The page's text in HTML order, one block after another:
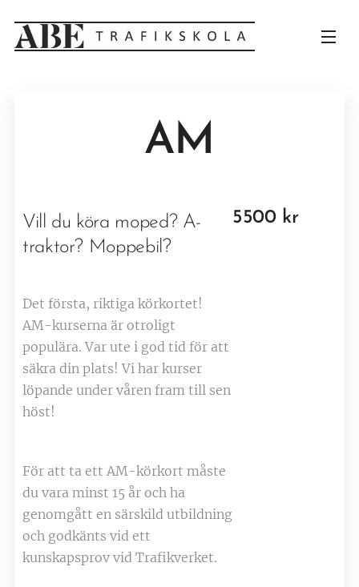
AM
Vill du köra moped? A-
traktor? Moppebil?
Det första, riktiga körkortet!
AM-kurserna är otroligt
populära. Var ute i god tid för att
säkra din plats! Vi har kurser
löpande under våren fram till sen
höst!
För att ta ett AM-körkort måste
du vara minst 15 år och ha
genomgått en särskild utbildning
och godkänts vid ett
kunskapsprov vid Trafikverket.
5500 kr